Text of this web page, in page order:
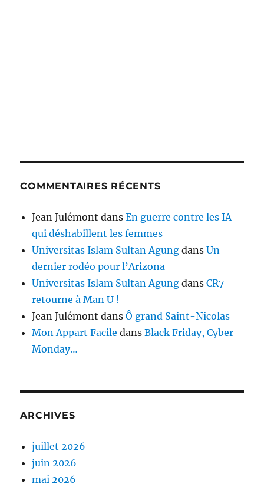
COMMENTAIRES RÉCENTS
Jean Julémont dansEn guerre contre les IA
qui déshabillent les femmes
Universitas Islam Sultan Agung dansUn
dernier rodéo pour l’Arizona
Universitas Islam Sultan Agung dansCR7
retourne à Man U !
Jean Julémont dansÔ grand Saint-Nicolas
Mon Appart Facile dansBlack Friday, Cyber
Monday…
ARCHIVES
juillet 2026
juin 2026
mai 2026